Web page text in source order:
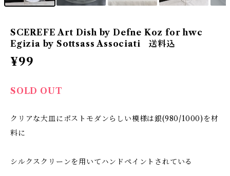
SCEREFE Art Dish by Defne Koz for hwc
Egizia by Sottsass Associati 送料込
¥99
SOLD OUT
クリアな大皿にポストモダンらしい模様は銀(980/1000)を材
料に
シルクスクリーンを用いてハンドペイントされている